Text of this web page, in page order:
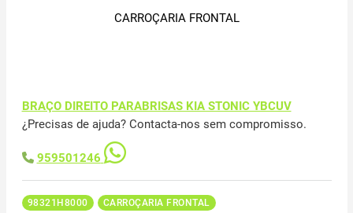
CARROÇARIA FRONTAL
BRAÇO DIREITO PARABRISAS KIA STONIC YBCUV
¿Precisas de ajuda? Contacta-nos sem compromisso.
959501246
98321H8000 CARROÇARIA FRONTAL